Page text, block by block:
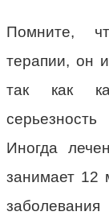
Помните,
терапии, он
так как
Иногда
занимает 12